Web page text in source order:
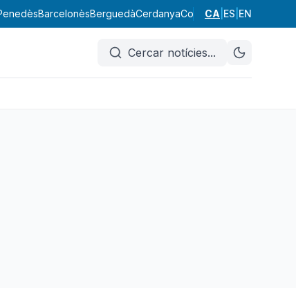
BarcelonèsBerguedàCerdanyaConca de Barberà
CA ES EN
Cercar notícies...